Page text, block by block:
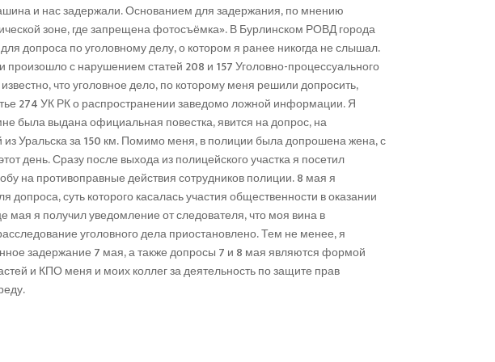
и нас задержали. Основанием для задержания, по мнению
зоне, где запрещена фотосъёмка». В Бурлинском РОВД города
допроса по уголовному делу, о котором я ранее никогда не слышал.
с нарушением статей 208 и 157 Уголовно-процессуального
что уголовное дело, по которому меня решили допросить,
274 УК РК о распространении заведомо ложной информации. Я
была выдана официальная повестка, явится на допрос, на
из Уральска за 150 км. Помимо меня, в полиции была допрошена жена, с
день. Сразу после выхода из полицейского участка я посетил
на противоправные действия сотрудников полиции. 8 мая я
допроса, суть которого касалась участия общественности в оказании
я получил уведомление от следователя, что моя вина в
уголовного дела приостановлено. Тем не менее, я
задержание 7 мая, а также допросы 7 и 8 мая являются формой
и КПО меня и моих коллег за деятельность по защите прав